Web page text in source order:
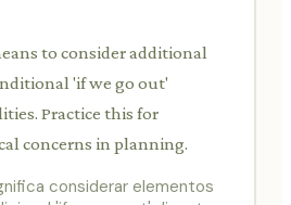
to consider additional
'if we go out'
Practice this for
concerns in planning.
considerar elementos